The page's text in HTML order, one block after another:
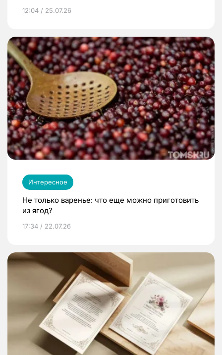
12:04 / 25.07.26
Интересное
Не только варенье: что еще можно приготовить
из ягод?
17:34 / 22.07.26